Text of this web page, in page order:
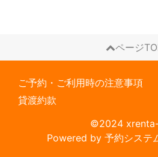
ページ
ご予約・ご利用時の注意事項
貸渡約款
©2024
Powered by 予約システ